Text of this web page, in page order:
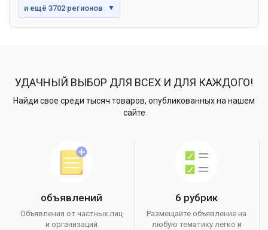
и ещё 3702 регионов ▼
УДАЧНЫЙ ВЫБОР ДЛЯ ВСЕХ И ДЛЯ КАЖДОГО!
Найди свое среди тысяч товаров, опубликованных на нашем
сайте
объявлений
Объявления от частных лиц
и организаций
6 рубрик
Размещайте объявление на
любую тематику легко и